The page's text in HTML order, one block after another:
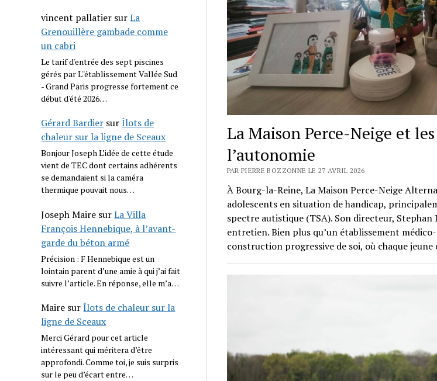
vincent pallatier surLa
Grenouillère gambade comme
un cabri
Le tarif d'entrée des sept piscines
gérés par L''établissement Vallée Sud
- Grand Paris progresse fortement ce
début d'été 2026…
Gérard Bardier surÎlots de
chaleur sur la ligne de Sceaux
Bonjour Joseph L’idée de cette étude
vient de TEC dont certains adhérents
se demandaient si la caméra
thermique pouvait nous…
Joseph Maire surLa Villa
François Hennebique, à l’avant-
garde du béton armé
Précision : F Hennebique est un
lointain parent d’une amie à qui j’ai fait
suivre l’article. En réponse, elle m’a…
Maire surÎlots de chaleur sur la
ligne de Sceaux
Merci Gérard pour cet article
intéressant qui méritera d’être
approfondi. Comme toi, je suis surpris
sur le peu d’écart entre…
La Maison Perce-Neige et
l’autonomie
PAR PIERRE BOZZONNE LE 27 AVRIL 2026
À Bourg-la-Reine, La Maison Perce-Neige
adolescents en situation de handicap,
spectre autistique (TSA). Son directeur, Stephan
entretien. Bien plus qu’un établissement
construction progressive de soi, où chaque